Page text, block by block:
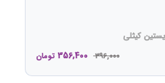
کیثلی
396,000
356,400 تومان